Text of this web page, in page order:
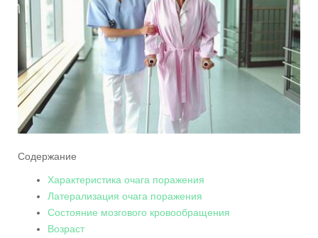
Содержание
Характеристика очага поражения
Латерализация очага поражения
Состояние мозгового кровообращения
Возраст